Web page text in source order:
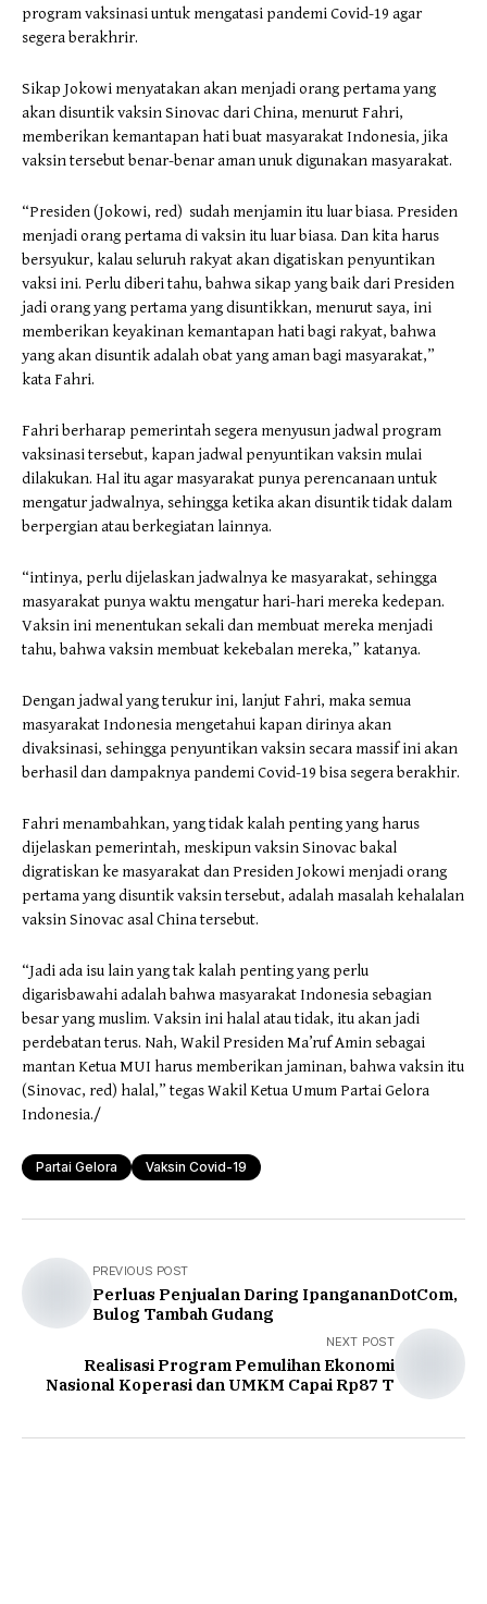
program vaksinasi untuk mengatasi pandemi Covid-19 agar
segera berakhrir.
Sikap Jokowi menyatakan akan menjadi orang pertama yang
akan disuntik vaksin Sinovac dari China, menurut Fahri,
memberikan kemantapan hati buat masyarakat Indonesia, jika
vaksin tersebut benar-benar aman unuk digunakan masyarakat.
“Presiden (Jokowi, red) sudah menjamin itu luar biasa. Presiden
menjadi orang pertama di vaksin itu luar biasa. Dan kita harus
bersyukur, kalau seluruh rakyat akan digatiskan penyuntikan
vaksi ini. Perlu diberi tahu, bahwa sikap yang baik dari Presiden
jadi orang yang pertama yang disuntikkan, menurut saya, ini
memberikan keyakinan kemantapan hati bagi rakyat, bahwa
yang akan disuntik adalah obat yang aman bagi masyarakat,”
kata Fahri.
Fahri berharap pemerintah segera menyusun jadwal program
vaksinasi tersebut, kapan jadwal penyuntikan vaksin mulai
dilakukan. Hal itu agar masyarakat punya perencanaan untuk
mengatur jadwalnya, sehingga ketika akan disuntik tidak dalam
berpergian atau berkegiatan lainnya.
“intinya, perlu dijelaskan jadwalnya ke masyarakat, sehingga
masyarakat punya waktu mengatur hari-hari mereka kedepan.
Vaksin ini menentukan sekali dan membuat mereka menjadi
tahu, bahwa vaksin membuat kekebalan mereka,” katanya.
Dengan jadwal yang terukur ini, lanjut Fahri, maka semua
masyarakat Indonesia mengetahui kapan dirinya akan
divaksinasi, sehingga penyuntikan vaksin secara massif ini akan
berhasil dan dampaknya pandemi Covid-19 bisa segera berakhir.
Fahri menambahkan, yang tidak kalah penting yang harus
dijelaskan pemerintah, meskipun vaksin Sinovac bakal
digratiskan ke masyarakat dan Presiden Jokowi menjadi orang
pertama yang disuntik vaksin tersebut, adalah masalah kehalalan
vaksin Sinovac asal China tersebut.
“Jadi ada isu lain yang tak kalah penting yang perlu
digarisbawahi adalah bahwa masyarakat Indonesia sebagian
besar yang muslim. Vaksin ini halal atau tidak, itu akan jadi
perdebatan terus. Nah, Wakil Presiden Ma’ruf Amin sebagai
mantan Ketua MUI harus memberikan jaminan, bahwa vaksin itu
(Sinovac, red) halal,” tegas Wakil Ketua Umum Partai Gelora
Indonesia./
Partai Gelora Vaksin Covid-19
PREVIOUS POST
Perluas Penjualan Daring IpangananDotCom,
Bulog Tambah Gudang
NEXT POST
Realisasi Program Pemulihan Ekonomi
Nasional Koperasi dan UMKM Capai Rp87 T